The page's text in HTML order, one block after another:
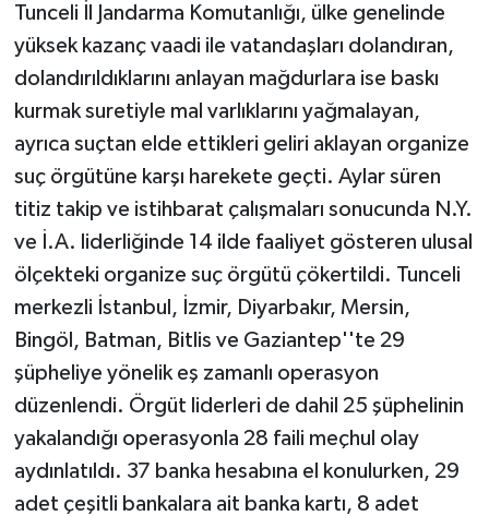
Tunceli İl Jandarma Komutanlığı, ülke genelinde
yüksek kazanç vaadi ile vatandaşları dolandıran,
dolandırıldıklarını anlayan mağdurlara ise baskı
kurmak suretiyle mal varlıklarını yağmalayan,
ayrıca suçtan elde ettikleri geliri aklayan organize
suç örgütüne karşı harekete geçti. Aylar süren
titiz takip ve istihbarat çalışmaları sonucunda N.Y.
ve İ.A. liderliğinde 14 ilde faaliyet gösteren ulusal
ölçekteki organize suç örgütü çökertildi. Tunceli
merkezli İstanbul, İzmir, Diyarbakır, Mersin,
Bingöl, Batman, Bitlis ve Gaziantep''te 29
şüpheliye yönelik eş zamanlı operasyon
düzenlendi. Örgüt liderleri de dahil 25 şüphelinin
yakalandığı operasyonla 28 faili meçhul olay
aydınlatıldı. 37 banka hesabına el konulurken, 29
adet çeşitli bankalara ait banka kartı, 8 adet